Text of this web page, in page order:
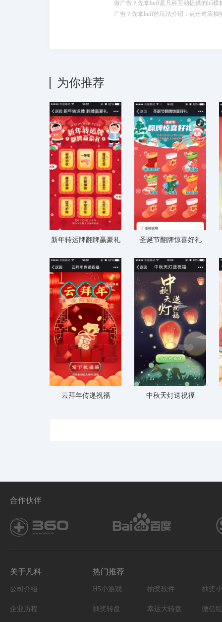
做广告？先拿buff是凡科互动提供的h5
广告？先拿buff的玩法介绍：点击对应抽
为你推荐
新年转运牌翻牌赢豪礼 圣诞节翻牌惊喜好礼
云拜年传递祝福 中秋天灯送祝福
合作伙伴
关于凡科
公司介绍
企业历程
热门推荐
H5小游戏 抽奖软件 抽奖
抽奖转盘 幸运大转盘 微信